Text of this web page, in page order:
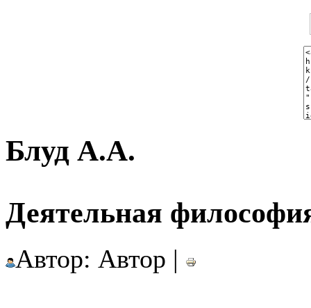
Блуд А.А.
Деятельная
Автор: Автор |